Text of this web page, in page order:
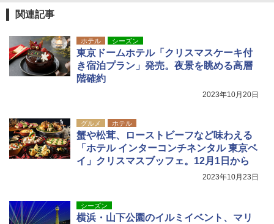
関連記事
ホテル シーズン
東京ドームホテル「クリスマスケーキ付
き宿泊プラン」発売。夜景を眺める高層
階確約
2023年10月20日
グルメ ホテル
蟹や松茸、ローストビーフなど味わえる
「ホテル インターコンチネンタル 東京ベ
イ」クリスマスブッフェ。12月1日から
2023年10月23日
シーズン
横浜・山下公園のイルミイベント、マリ